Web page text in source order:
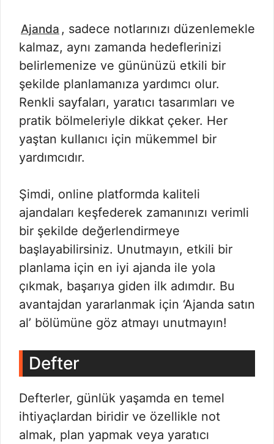
Ajanda , sadece notlarınızı düzenlemekle
kalmaz, aynı zamanda hedeflerinizi
belirlemenize ve gününüzü etkili bir
şekilde planlamanıza yardımcı olur.
Renkli sayfaları, yaratıcı tasarımları ve
pratik bölmeleriyle dikkat çeker. Her
yaştan kullanıcı için mükemmel bir
yardımcıdır.
Şimdi, online platformda kaliteli
ajandaları keşfederek zamanınızı verimli
bir şekilde değerlendirmeye
başlayabilirsiniz. Unutmayın, etkili bir
planlama için en iyi ajanda ile yola
çıkmak, başarıya giden ilk adımdır. Bu
avantajdan yararlanmak için ‘Ajanda satın
al’ bölümüne göz atmayı unutmayın!
Defter
Defterler, günlük yaşamda en temel
ihtiyaçlardan biridir ve özellikle not
almak, plan yapmak veya yaratıcı